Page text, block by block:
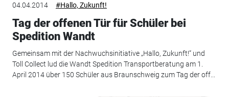
04.04.2014 #Hallo, Zukunft!
Tag der offenen Tür für Schüler bei
Spedition Wandt
Gemeinsam mit der Nachwuchsinitiative „Hallo, Zukunft!“ und
Toll Collect lud die Wandt Spedition Transportberatung am 1.
April 2014 über 150 Schüler aus Braunschweig zum Tag der off...